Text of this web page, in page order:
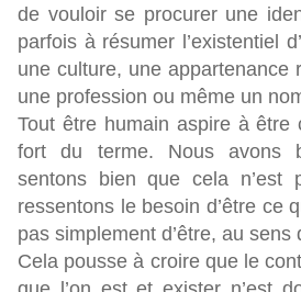
de vouloir se procurer une
parfois à résumer l’existentiel
une culture, une appartenance
une profession ou même un
Tout être humain aspire à être
fort du terme. Nous avons
sentons bien que cela n’est
ressentons le besoin d’être ce
pas simplement d’être, au sens
Cela pousse à croire que le